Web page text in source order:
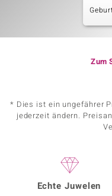
Zum
* Dies ist ein ungefährer
jederzeit ändern.
Echte Juwelen